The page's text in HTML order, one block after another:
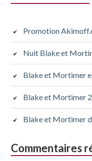
subsidiaire
Promotion
Nuit Blake et
Blake et Mortimer
Blake et Mortimer
Blake et Mortimer
Commentaires